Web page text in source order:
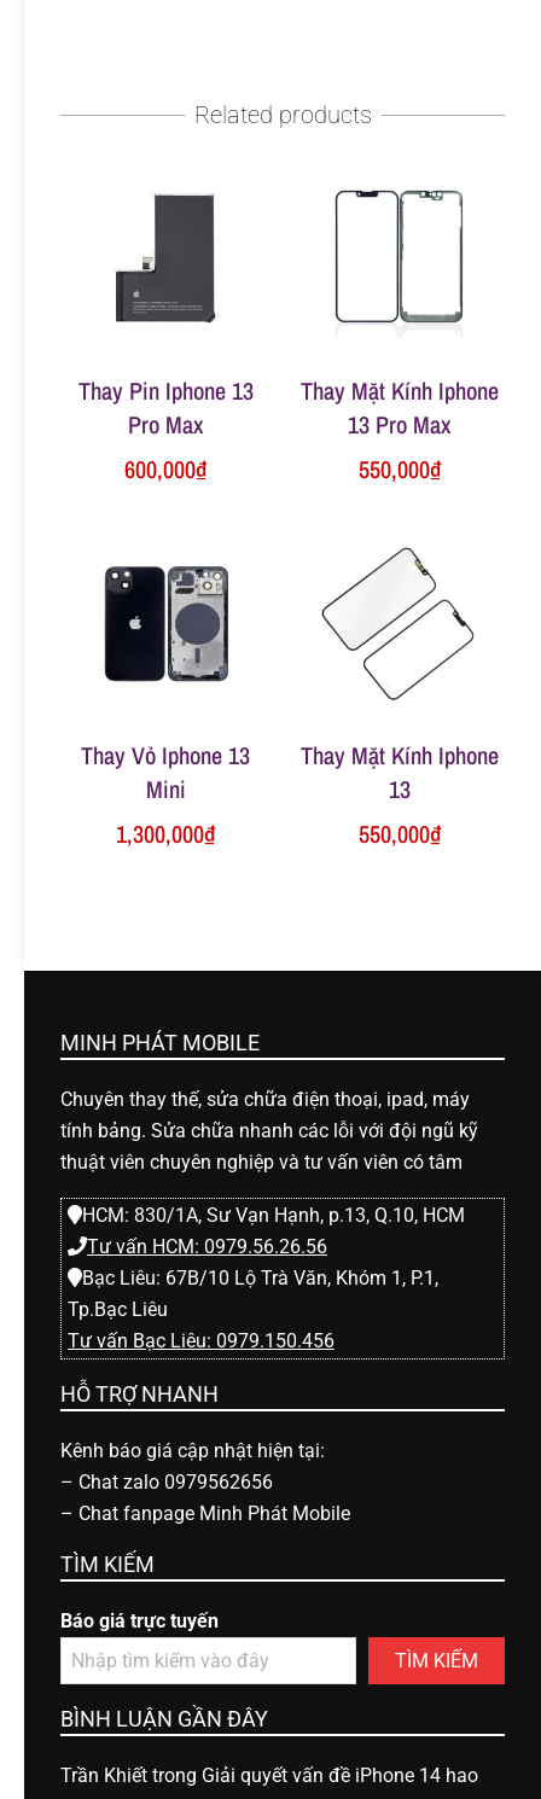
đ Related products
Thay Pin Iphone 13
Pro Max
600,000₫
Thay Mặt Kính Iphone
13 Pro Max
550,000₫
Thay Vỏ Iphone 13
Mini
1,300,000₫
Thay Mặt Kính Iphone
13
550,000₫
MINH PHÁT MOBILE
Chuyên thay thế, sửa chữa điện thoại, ipad, máy
tính bảng. Sửa chữa nhanh các lỗi với đội ngũ kỹ
thuật viên chuyên nghiệp và tư vấn viên có tâm
HCM: 830/1A, Sư Vạn Hạnh, p.13, Q.10, HCM
Tư vấn HCM: 0979.56.26.56
Bạc Liêu: 67B/10 Lộ Trà Văn, Khóm 1, P.1,
Tp.Bạc Liêu
Tư vấn Bạc Liêu: 0979.150.456
HỖ TRỢ NHANH
Kênh báo giá cập nhật hiện tại:
– Chat zalo 0979562656
– Chat fanpage Minh Phát Mobile
TÌM KIẾM
Báo giá trực tuyến
TÌM KIẾM
BÌNH LUẬN GẦN ĐÂY
Trần Khiết trong Giải quyết vấn đề iPhone 14 hao